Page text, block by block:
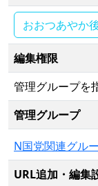
おおつあやか
編集権限
管理グループを
管理グループ
N国党関連グル
URL追加・編集